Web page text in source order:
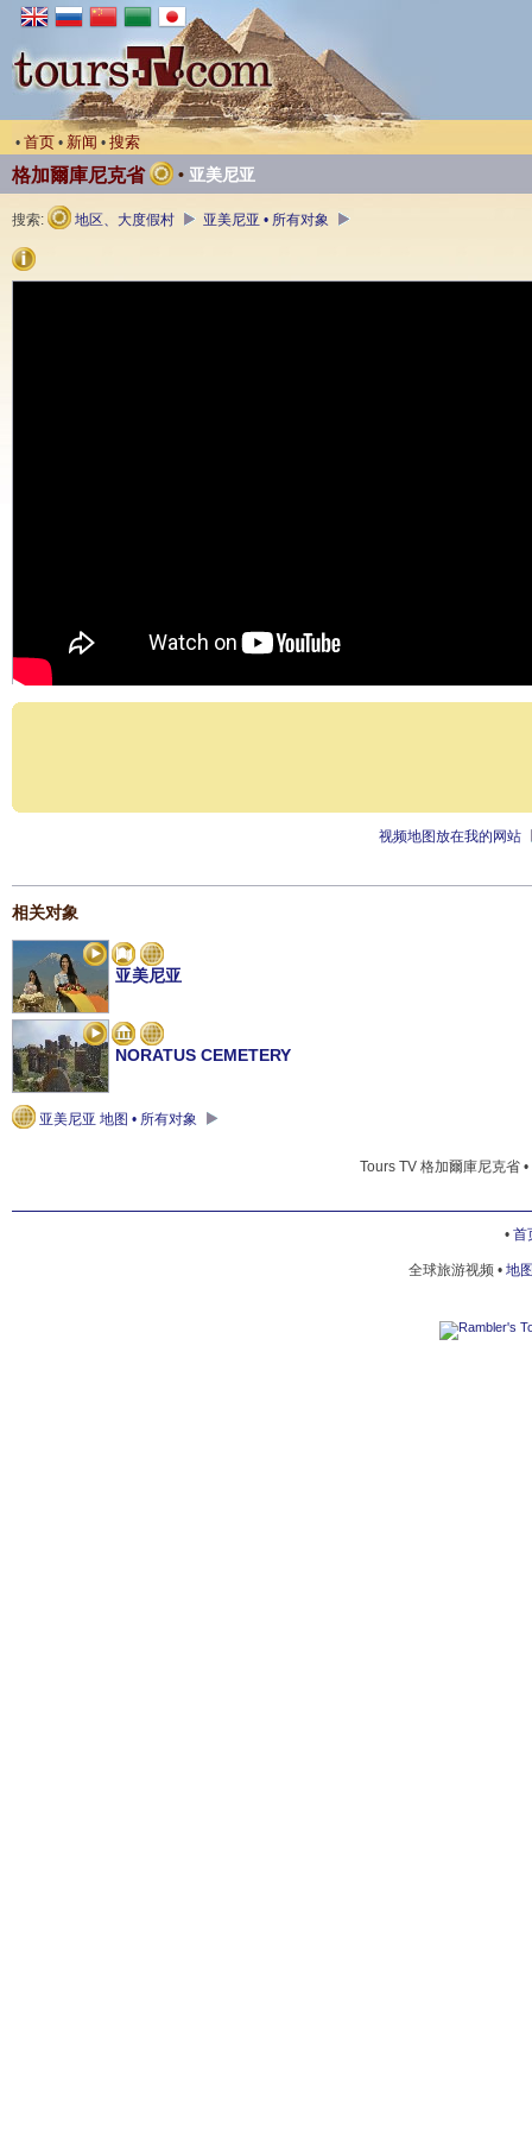
• 首页 • 新闻 • 搜索
格加爾庫尼克省 • 亚美尼亚
搜索: 地区、大度假村 亚美尼亚 • 所有对象
视频地图放在我的网站
相关对象
亚美尼亚
NORATUS CEMETERY
亚美尼亚 地图 • 所有对象
Tours TV 格加爾庫尼克省
• 首
全球旅游视频 • 地